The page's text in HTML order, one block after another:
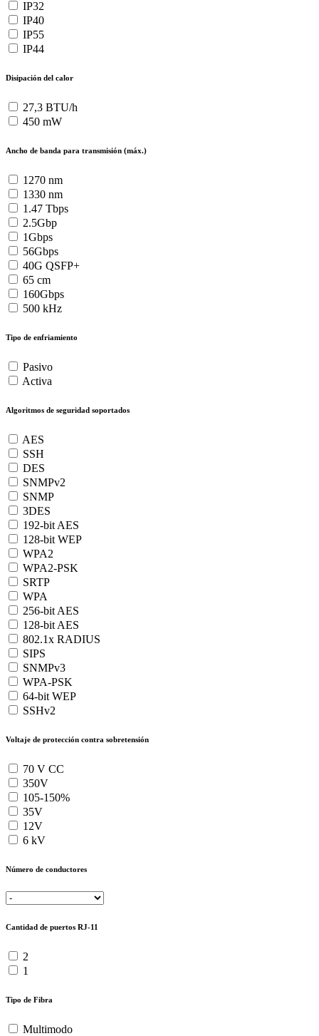
IP32
IP40
IP55
IP44
Disipación del calor
27,3 BTU/h
450 mW
Ancho de banda para transmisión (máx.)
1270 nm
1330 nm
1.47 Tbps
2.5Gbp
1Gbps
56Gbps
40G QSFP+
65 cm
160Gbps
500 kHz
Tipo de enfriamiento
Pasivo
Activa
Algoritmos de seguridad soportados
AES
SSH
DES
SNMPv2
SNMP
3DES
192-bit AES
128-bit WEP
WPA2
WPA2-PSK
SRTP
WPA
256-bit AES
128-bit AES
802.1x RADIUS
SIPS
SNMPv3
WPA-PSK
64-bit WEP
SSHv2
Voltaje de protección contra sobretensión
70 V CC
350V
105-150%
35V
12V
6 kV
Número de conductores
Cantidad de puertos RJ-11
2
1
Tipo de Fibra
Multimodo